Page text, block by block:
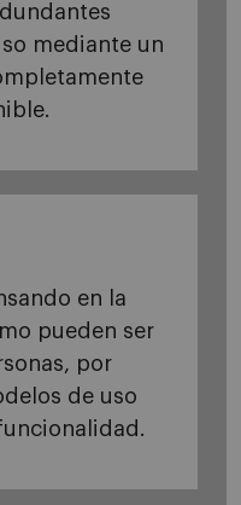
mediante un
en la
pueden ser
por
de uso